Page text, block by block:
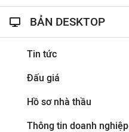
BẢN DESKTOP
Tin tức
Đấu giá
Hồ sơ nhà thầu
Thông tin doanh nghiệp